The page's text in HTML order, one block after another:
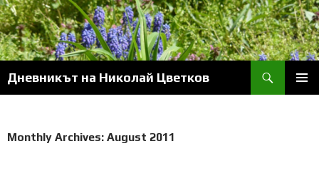
Skip
to
content
Дневникът на Николай Цветков
Monthly Archives: August 2011